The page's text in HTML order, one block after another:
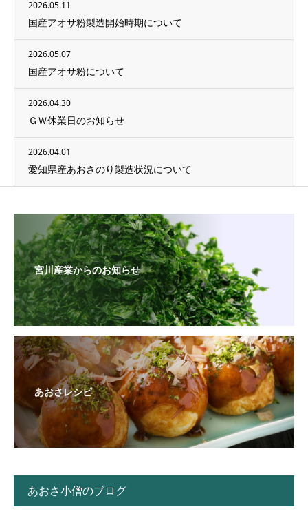
2026.05.11
国産アオサ粉製造開始時期について
2026.05.07
国産アオサ粉について
2026.04.30
ＧＷ休業日のお知らせ
2026.04.01
愛知県産あおさのり製造状況について
宮川産業からのお知らせ
あおさレシピ
あおさ小僧のブログ